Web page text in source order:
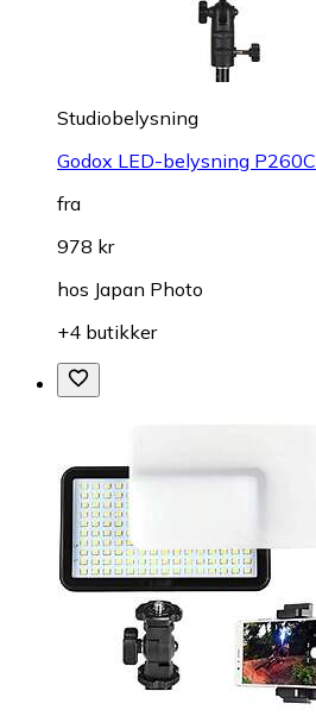
Studiobelysning
Godox LED-belysning P260C
fra
978 kr
hos Japan Photo
+4 butikker